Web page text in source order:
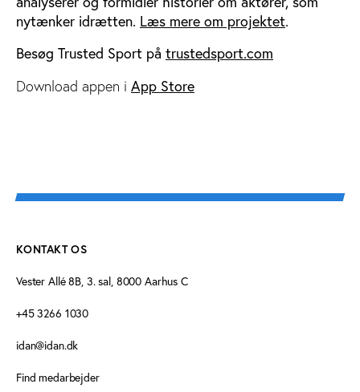
nytænker idrætten. Læs mere om projektet.
Besøg Trusted Sport på trustedsport.com
Download appen i App Store
KONTAKT OS
Vester Allé 8B, 3. sal, 8000 Aarhus C
+45 3266 1030
idan@idan.dk
Find medarbejder